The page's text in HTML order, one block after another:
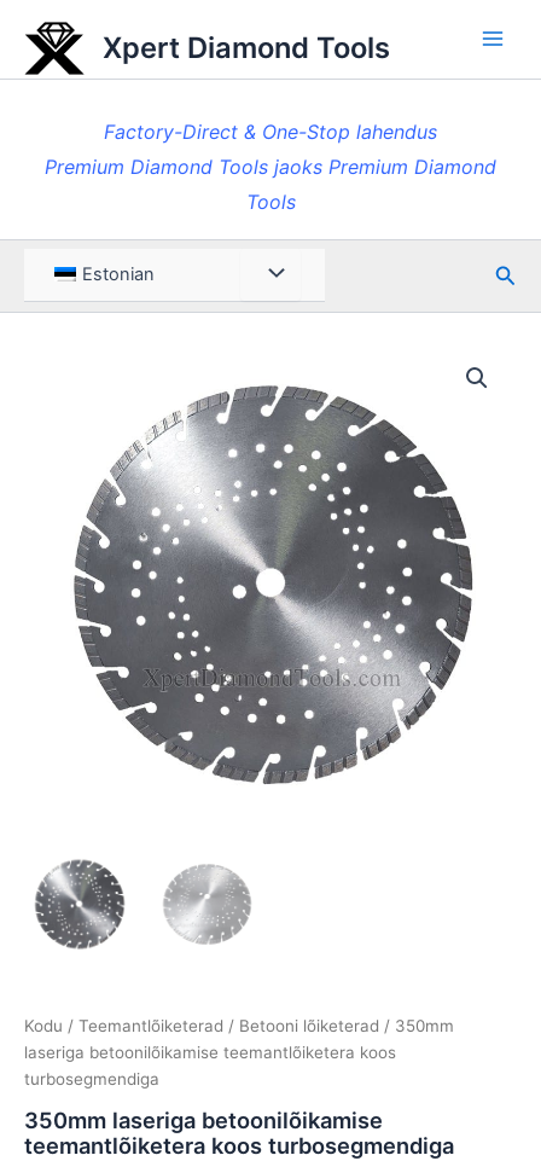
content
Xpert Diamond Tools
Factory-Direct & One-Stop lahendus
Premium Diamond Tools jaoks Premium Diamond
Tools
Estonian Menüü Otsi
Kodu / Teemantlõiketerad / Betooni lõiketerad / 350mm
laseriga betoonilõikamise teemantlõiketera koos
turbosegmendiga
350mm laseriga betoonilõikamise
teemantlõiketera koos turbosegmendiga